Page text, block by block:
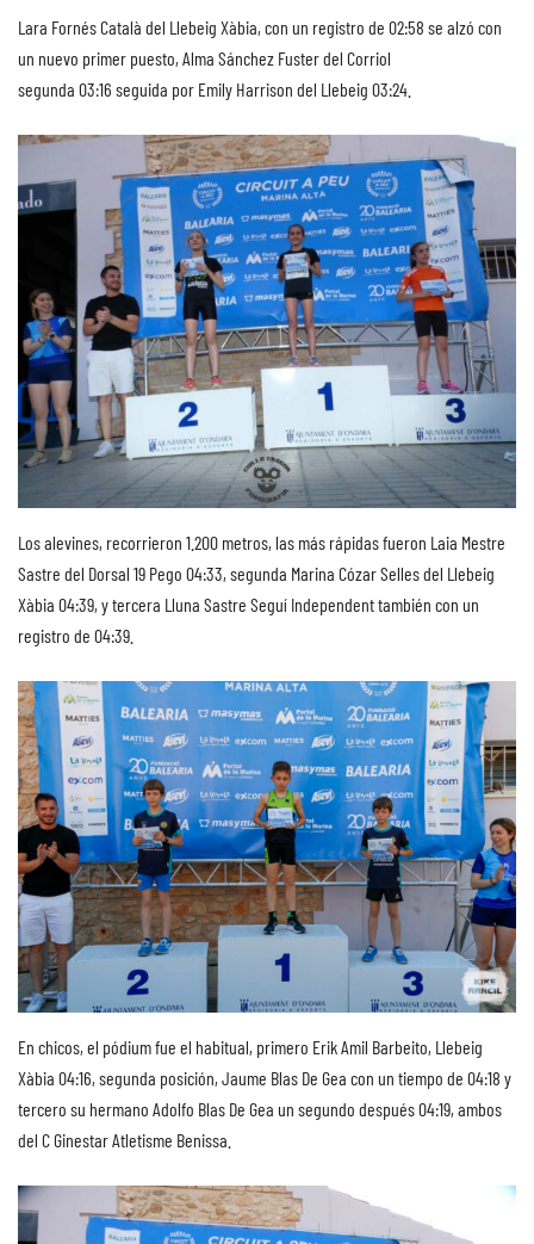
Lara Fornés Català del Llebeig Xàbia, con un registro de 02:58 se alzó con
un nuevo primer puesto, Alma Sánchez Fuster del Corriol
segunda 03:16 seguida por Emily Harrison del Llebeig 03:24.
Los alevines, recorrieron 1.200 metros, las más rápidas fueron Laia Mestre
Sastre del Dorsal 19 Pego 04:33, segunda Marina Cózar Selles del Llebeig
Xàbia 04:39, y tercera Lluna Sastre Seguí Independent también con un
registro de 04:39.
En chicos, el pódium fue el habitual, primero Erik Amil Barbeito, Llebeig
Xàbia 04:16, segunda posición, Jaume Blas De Gea con un tiempo de 04:18 y
tercero su hermano Adolfo Blas De Gea un segundo después 04:19, ambos
del C Ginestar Atletisme Benissa.